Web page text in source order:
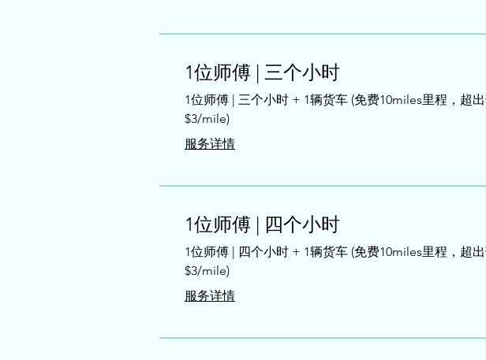
1位师傅 | 三个小时
1位师傅 | 三个小时 + 1辆货车 (免费10miles里程，超
$3/mile)
服务详情
1位师傅 | 四个小时
1位师傅 | 四个小时 + 1辆货车 (免费10miles里程，超
$3/mile)
服务详情